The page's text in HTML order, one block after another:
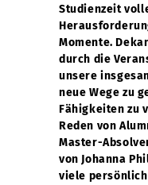
Studienzeit
Momente.
durch die
unsere
neue Wege zu
Fähigkeiten zu
Reden von
Master-
von Johanna
viele